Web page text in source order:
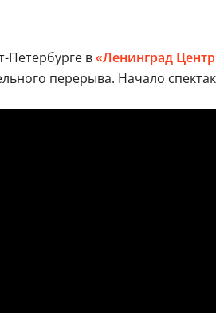
Петербурге в«Ленинград
перерыва. Начало